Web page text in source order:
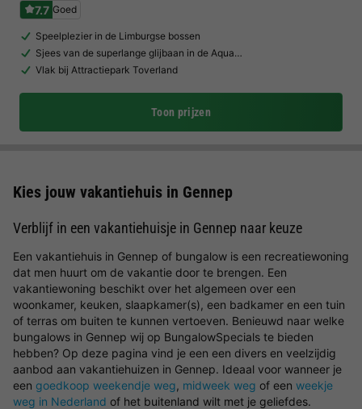
7.7 Goed
Speelplezier in de Limburgse bossen
Sjees van de superlange glijbaan in de Aqua…
Vlak bij Attractiepark Toverland
Toon prijzen
Kies jouw vakantiehuis in Gennep
Verblijf in een vakantiehuisje in Gennep naar keuze
Een vakantiehuis in Gennep of bungalow is een recreatiewoning
dat men huurt om de vakantie door te brengen. Een
vakantiewoning beschikt over het algemeen over een
woonkamer, keuken, slaapkamer(s), een badkamer en een tuin
of terras om buiten te kunnen vertoeven. Benieuwd naar welke
bungalows in Gennep wij op BungalowSpecials te bieden
hebben? Op deze pagina vind je een een divers en veelzijdig
aanbod aan vakantiehuizen in Gennep. Ideaal voor wanneer je
een goedkoop weekendje weg, midweek weg of een weekje
weg in Nederland of het buitenland wilt met je geliefdes.